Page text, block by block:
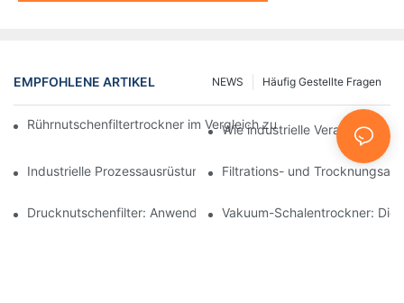
EMPFOHLENE ARTIKEL Häufig Gestellte Fragen
NEWS
Rührnutschenfiltertrockner im Vergleich zu anderen
Wie industrielle
Industrielle Prozessausrüstung: Innovationen, die die Zukunft
Filtrations- und
Drucknutschenfilter: Anwendungen in der Chemie- und
Vakuum-Schalentrockner: